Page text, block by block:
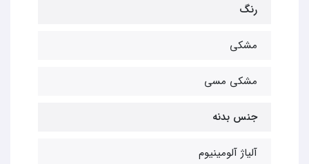
رنگ
مشکی
مشکی مسی
جنس بدنه
آلیاژ آلومینیوم